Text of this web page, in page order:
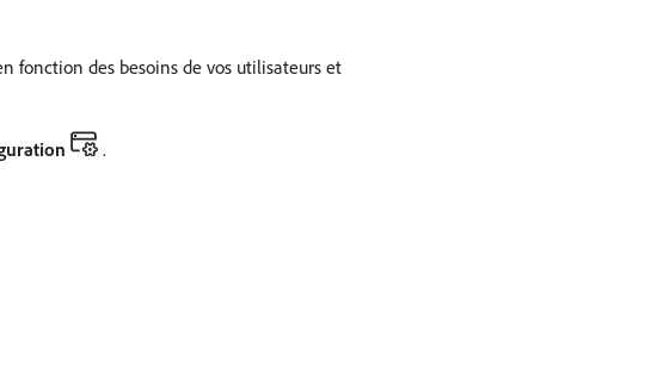
fonction des besoins de vos utilisateurs et
.